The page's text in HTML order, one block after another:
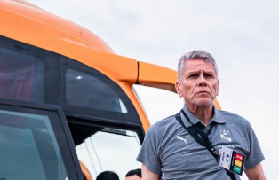
11. Wílder Cartagena
12. Christian Cueva
13. Yoshimar Yotún
14.Christofer Gonzáles
15. Sergio Peña
16. Raziel García
17. André Carrillo
18. Aldo Corzo